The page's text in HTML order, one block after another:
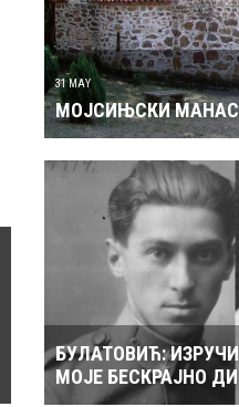
31 MAY
МОЈСИЊСКИ
БУЛАТОВИЋ:
МОЈЕ БЕСКРАЈНО